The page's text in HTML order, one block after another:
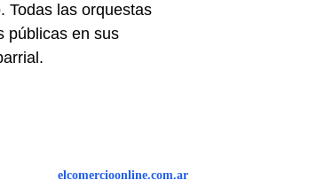
Todas las orquestas
públicas en sus
elcomercioonline.com.ar